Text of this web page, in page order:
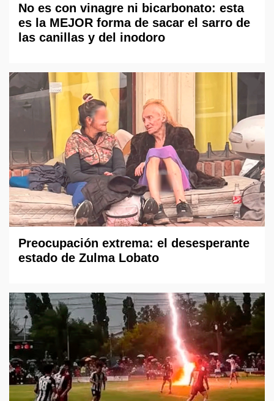
No es con vinagre ni bicarbonato: esta
es la MEJOR forma de sacar el sarro de
las canillas y del inodoro
Preocupación extrema: el desesperante
estado de Zulma Lobato